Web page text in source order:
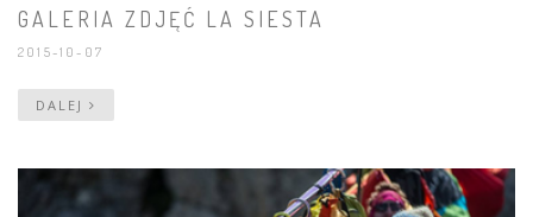
GALERIA ZDJĘĆ LA SIESTA
2015-10-07
DALEJ